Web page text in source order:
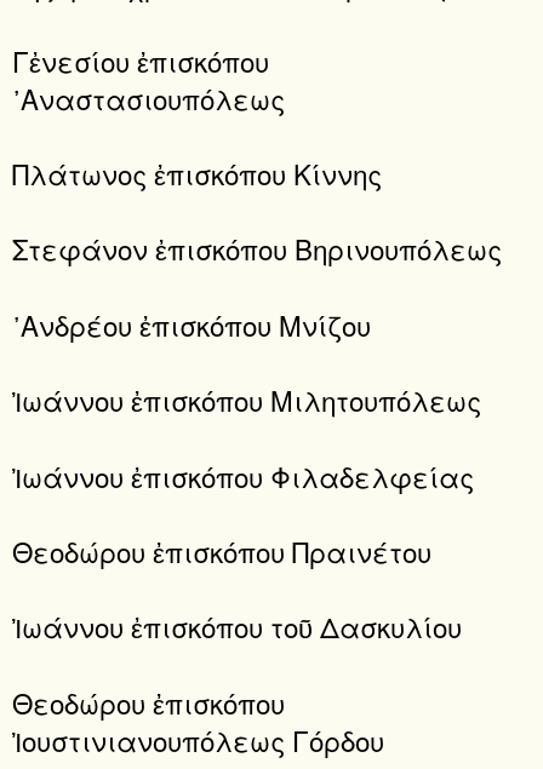
Γἐνεσίου ἐπισκόπου
᾿Αναστασιουπόλεως
Πλάτωνος ἐπισκόπου Κίννης
Στεφάνον ἐπισκόπου Βηρινουπόλεως
᾿Ανδρέου ἐπισκόπου Μνίζου
Ἰωάννου ἐπισκόπου Μιλητουπόλεως
Ἰωάννου ἐπισκόπου Φιλαδελφείας
Θεοδώρου ἐπισκόπου Πραινέτου
Ἰωάννου ἐπισκόπου τοῦ Δασκυλίου
Θεοδώρου ἐπισκόπου
Ἰουστινιανουπόλεως Γόρδου